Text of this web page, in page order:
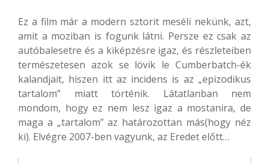
Ez a film már a modern sztorit meséli nekünk, azt,
amit a moziban is fogunk látni. Persze ez csak az
autóbalesetre és a kiképzésre igaz, és részleteiben
természetesen azok se lövik le Cumberbatch-ék
kalandjait, hiszen itt az incidens is az „epizodikus
tartalom” miatt történik. Látatlanban nem
mondom, hogy ez nem lesz igaz a mostanira, de
maga a „tartalom” az határozottan más(hogy néz
ki). Elvégre 2007-ben vagyunk, az Eredet előtt…